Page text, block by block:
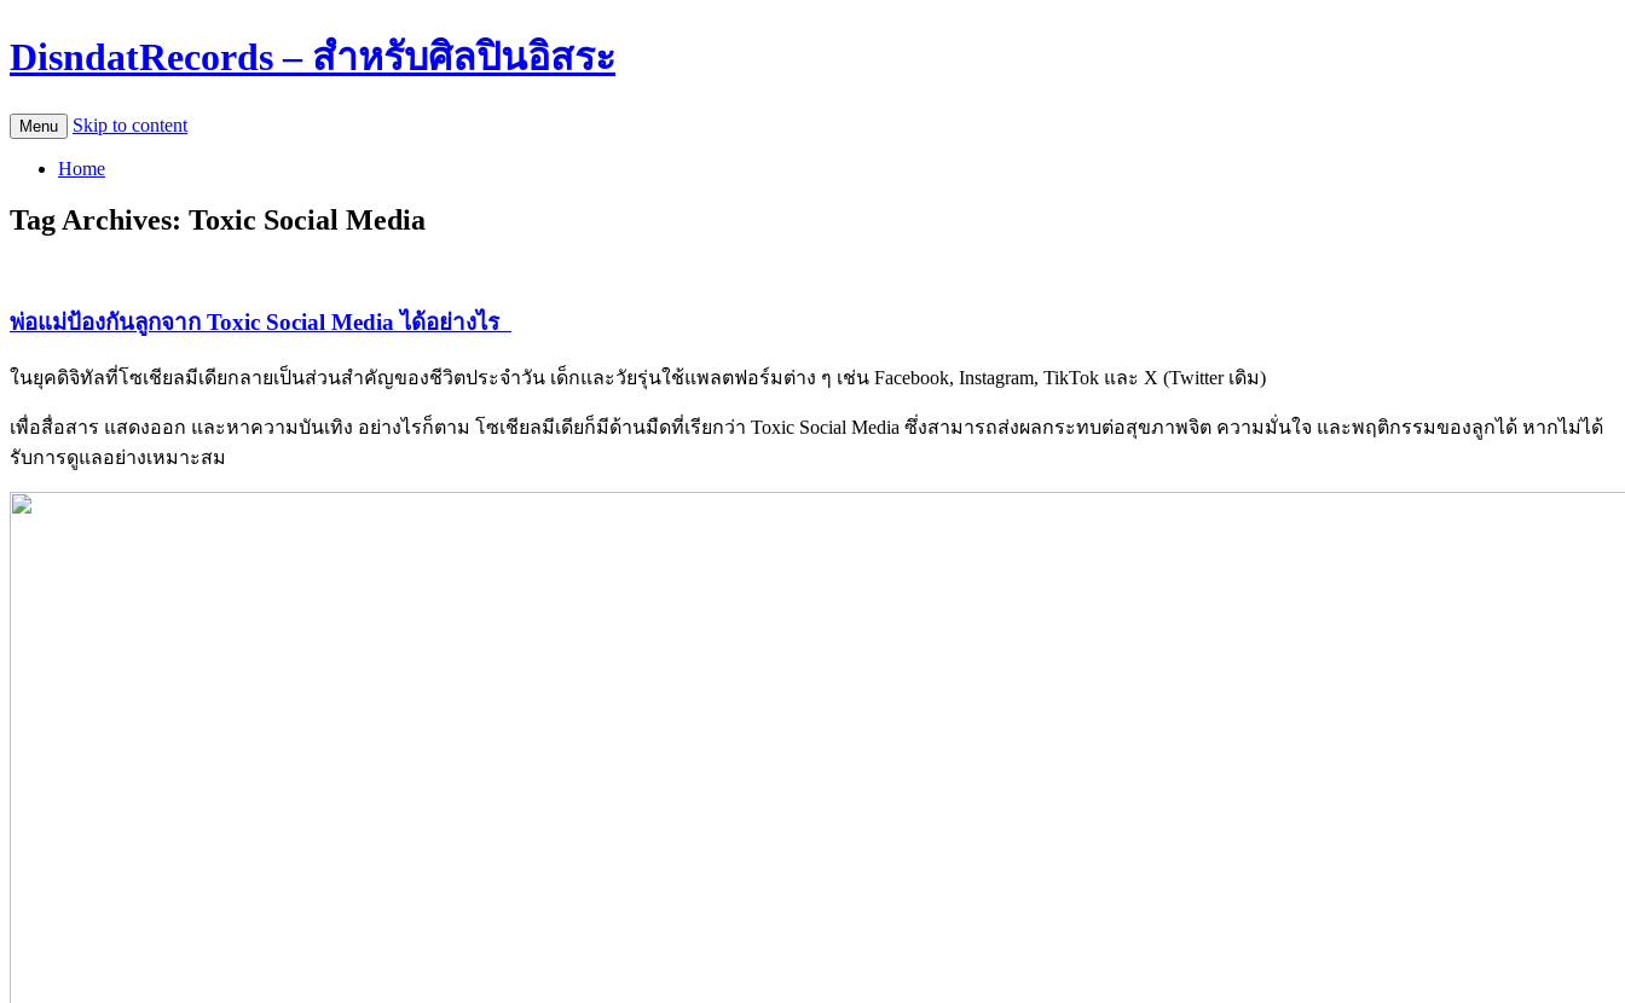
DisndatRecords – สำหรับศิลปินอิสระ
Menu Skip to content
Home
Tag Archives: Toxic Social Media
พ่อแม่ป้องกันลูกจาก Toxic Social Media ได้อย่างไร
ในยุคดิจิทัลที่โซเชียลมีเดียกลายเป็นส่วนสำคัญของชีวิตประจำวัน เด็กและวัยรุ่นใช้แพลตฟอร์มต่าง ๆ เช่น Facebook, Instagram, TikTok และ X (Twitter เดิม)
เพื่อสื่อสาร แสดงออก และหาความบันเทิง อย่างไรก็ตาม โซเชียลมีเดียก็มีด้านมืดที่เรียกว่า Toxic Social Media ซึ่งสามารถส่งผลกระทบต่อสุขภาพจิต ความมั่นใจ และพฤติกรรมของลูกได้ หากไม่ได้
รับการดูแลอย่างเหมาะสม